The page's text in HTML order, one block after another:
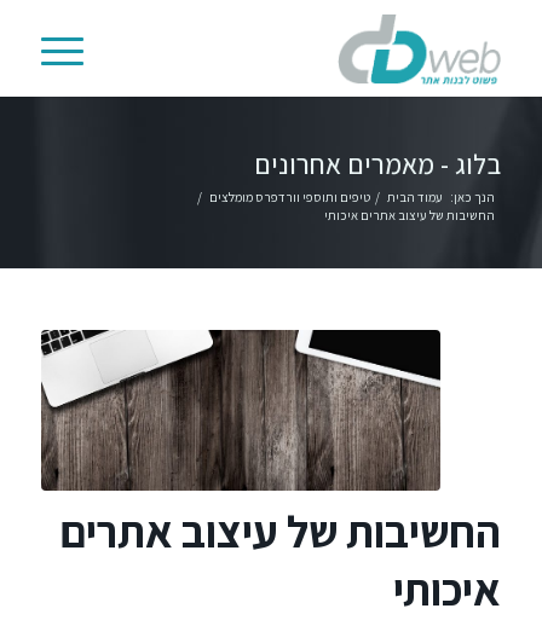
בלוג - מאמרים אחרונים
הנך כאן: עמוד הבית / טיפים ותוספי וורדפרס מומלצים /
החשיבות של עיצוב אתרים איכותי
החשיבות של עיצוב אתרים
איכותי